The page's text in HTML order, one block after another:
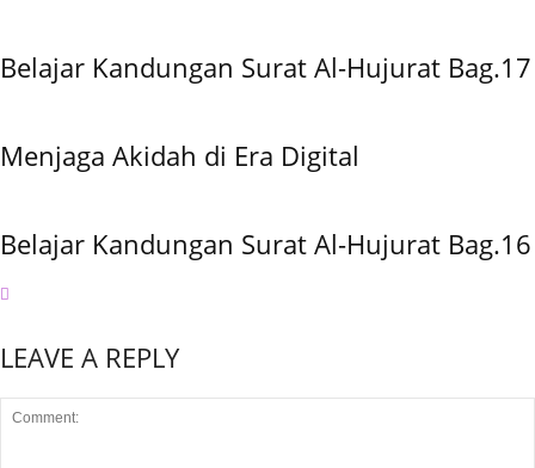
Belajar Kandungan Surat Al-Hujurat Bag.17
Menjaga Akidah di Era Digital
Belajar Kandungan Surat Al-Hujurat Bag.16
LEAVE A REPLY